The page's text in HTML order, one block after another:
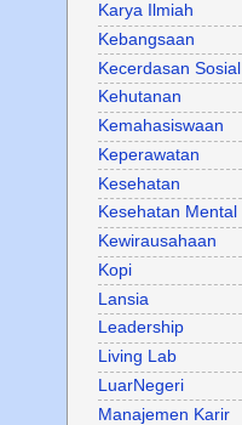
Karya Ilmiah
Kebangsaan
Kecerdasan Sosial
Kehutanan
Kemahasiswaan
Keperawatan
Kesehatan
Kesehatan Mental
Kewirausahaan
Kopi
Lansia
Leadership
Living Lab
LuarNegeri
Manajemen Karir